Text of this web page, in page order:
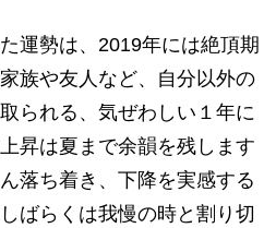
運勢は、2019年には絶頂期
族や友人など、自分以外の
られる、気ぜわしい１年に
昇は夏まで余韻を残します
落ち着き、下降を実感する
ばらくは我慢の時と割り切